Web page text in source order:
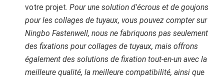
votre projet. Pour une solution d'écrous et de goujons
pour les collages de tuyaux, vous pouvez compter sur
Ningbo Fastenwell, nous ne fabriquons pas seulement
des fixations pour collages de tuyaux, mais offrons
également des solutions de fixation tout-en-un avec la
meilleure qualité, la meilleure compatibilité, ainsi que